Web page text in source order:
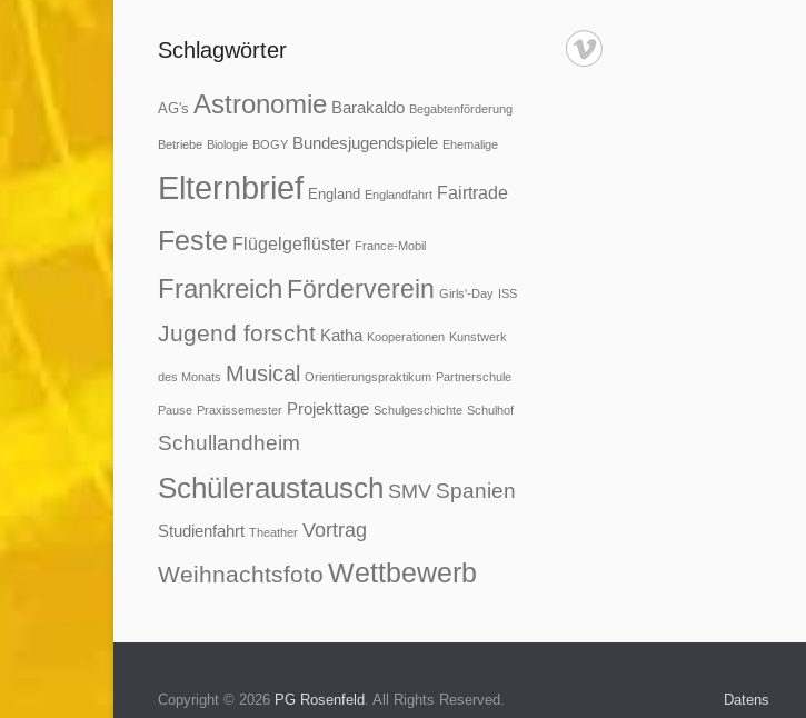
Schlagwörter
AG's Astronomie Barakaldo Begabtenförderung
Betriebe Biologie BOGY Bundesjugendspiele Ehemalige
Elternbrief England Englandfahrt Fairtrade
Feste Flügelgeflüster France-Mobil
Frankreich Förderverein Girls'-Day ISS
Jugend forscht Katha Kooperationen Kunstwerk
des Monats Musical Orientierungspraktikum Partnerschule
Pause Praxissemester Projekttage Schulgeschichte Schulhof
Schullandheim
Schüleraustausch SMV Spanien
Studienfahrt Theather Vortrag
Weihnachtsfoto Wettbewerb
Copyright © 2026 PG Rosenfeld. All Rights Reserved.
Datens